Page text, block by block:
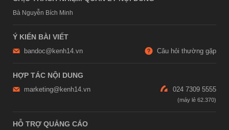
Bà Nguyễn Bích Minh
Ý KIẾN BÀI VIẾT
bandoc@kenh14.vn Câu hỏi thường gặp
HỢP TÁC NỘI DUNG
marketing@kenh14.vn 024 7309 5555
HỖ TRỢ QUẢNG CÁO